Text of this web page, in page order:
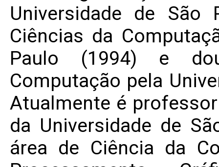
Universidade de São
Ciências da
Paulo (1994) e
Computação pela
Atualmente é
da Universidade de
área de Ciência da